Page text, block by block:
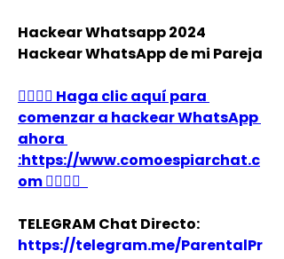
Hackear Whatsapp 2024
Hackear WhatsApp de mi Pareja
👉🏻👉🏻 Haga clic aquí para
comenzar a hackear WhatsApp
ahora
:https://www.comoespiarchat.c
om 👈🏻👈🏻
TELEGRAM Chat Directo:
https://telegram.me/ParentalPr